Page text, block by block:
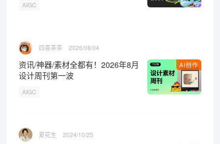
AIGC
四喜茶茶 2026/08/04
AI创作
资讯/神器/素材全都有！2026年8月
设计周刊第一波
AIGC
夏花生 2024/10/25